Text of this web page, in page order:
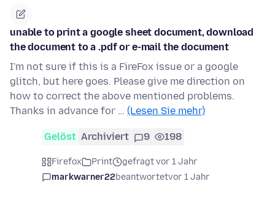
unable to print a google sheet document, download
the document to a .pdf or e-mail the document
I'm not sure if this is a FireFox issue or a google
glitch, but here goes. Please give me direction on
how to correct the above mentioned problems.
Thanks in advance for … (Lesen Sie mehr)
Gelöst Archiviert 9 198
Firefox Print
gefragt vor 1 Jahr
markwarner22beantwortetvor 1 Jahr